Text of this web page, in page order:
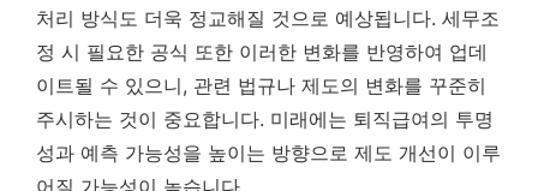
처리 방식도 더욱 정교해질 것으로 예상됩니다. 세무조
정 시 필요한 공식 또한 이러한 변화를 반영하여 업데
이트될 수 있으니, 관련 법규나 제도의 변화를 꾸준히
주시하는 것이 중요합니다. 미래에는 퇴직급여의 투명
성과 예측 가능성을 높이는 방향으로 제도 개선이 이루
어질 가능성이 높습니다.